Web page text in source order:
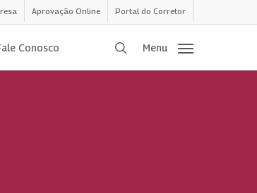
Aprovação Online Portal do Corretor
Conosco procurar
Menu